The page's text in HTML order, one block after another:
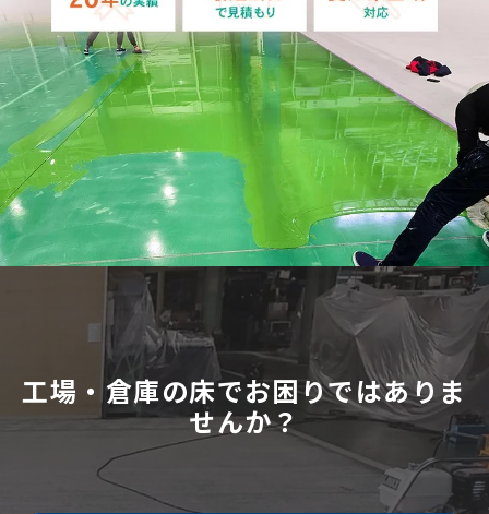
工場・倉庫の床でお困りではありま
せんか？